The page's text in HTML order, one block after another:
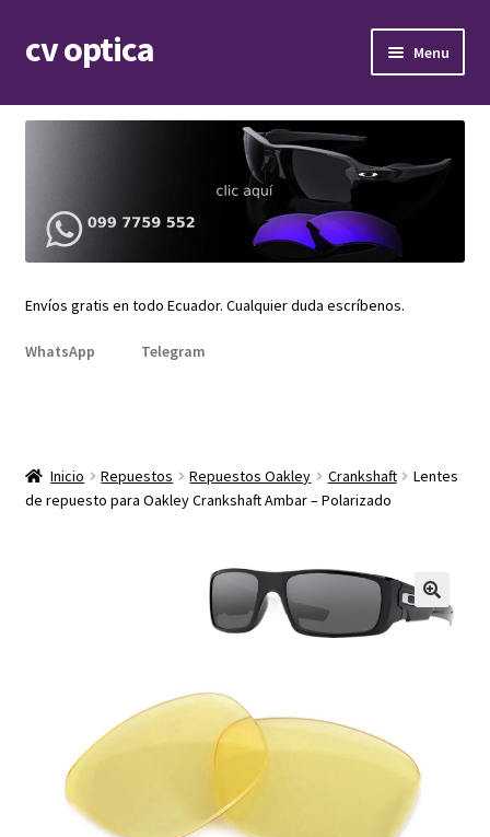
Skip
to
Skip
to
cv optica Menu
Armazones de lentes
child
menu
Expand
Repuestos
menu
Envíos gratis en todo Ecuador. Cualquier duda escríbenos.
WhatsApp Telegram
Inicio Repuestos Repuestos Oakley Crankshaft
Lentes
de repuesto para Oakley Crankshaft Ambar – Polarizado